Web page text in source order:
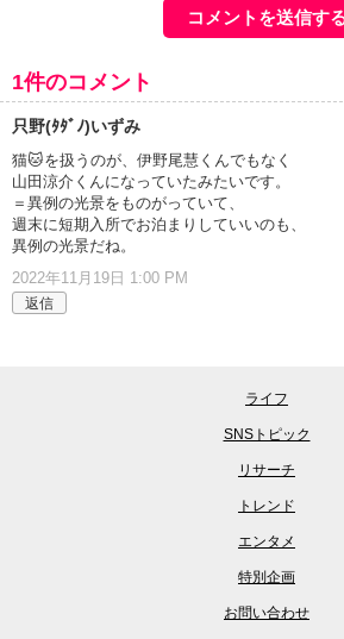
1件のコメント
只野(ﾀﾀﾞﾉ)いずみ
猫🐱を扱うのが、伊野尾慧くんでもなく
山田涼介くんになっていたみたいです。
＝異例の光景をものがっていて、
週末に短期入所でお泊まりしていいのも、
異例の光景だね。
2022年11月19日 1:00 PM
返信
ライフ
SNSトピック
リサーチ
トレンド
エンタメ
特別企画
お問い合わせ